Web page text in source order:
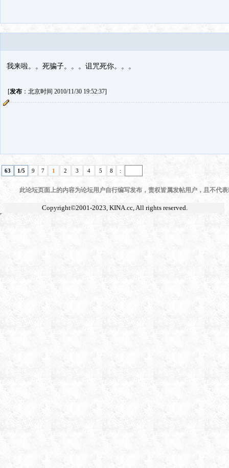
我来啦。。死骗子。。。诅咒死你。。。
[发布：北京时间 2010/11/30 19:52:37]
63 1/5 9 7 1 2 3 4 5 8 :
此论坛页面上的内容为论坛用户自行编写发布，责权皆属发帖用户，且不代
Copyright©2001-2023, KINA.cc, All rights reserved.